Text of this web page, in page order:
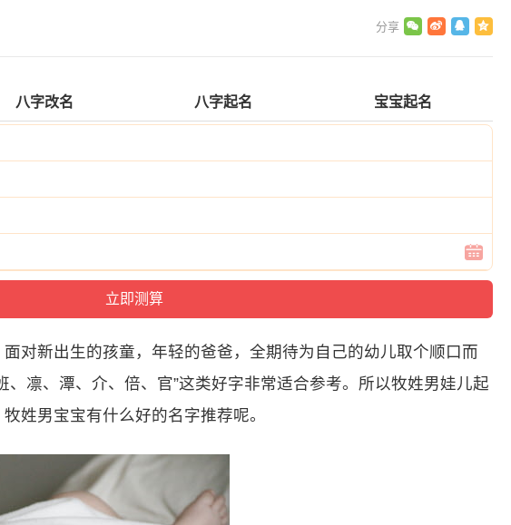
八字改名 八字起名 宝宝起名
对新出生的孩童，年轻的爸爸，全期待为自己的幼儿取个顺口而
、凛、潭、介、倍、官”这类好字非常适合参考。所以牧姓男娃儿起
姓男宝宝有什么好的名字推荐呢。